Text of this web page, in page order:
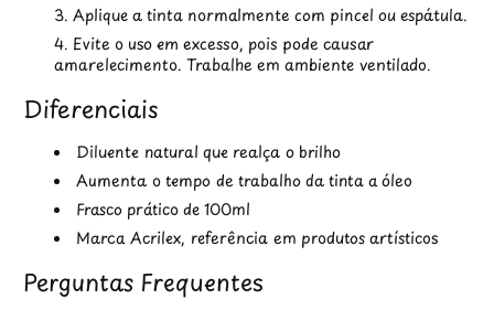
Aplique a tinta normalmente com pincel ou espátula.
Evite o uso em excesso, pois pode causar
amarelecimento. Trabalhe em ambiente ventilado.
Diferenciais
Diluente natural que realça o brilho
Aumenta o tempo de trabalho da tinta a óleo
Frasco prático de 100ml
Marca Acrilex, referência em produtos artísticos
Perguntas Frequentes